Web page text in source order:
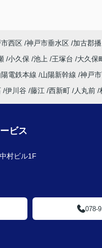
西区 神戸市垂水区 加古郡
小久保 池上 王塚台 大久保
陽電鉄本線 山陽新幹線 神戸
伊川谷 藤江 西新町 人丸前
ビス
村ビル1F
078-